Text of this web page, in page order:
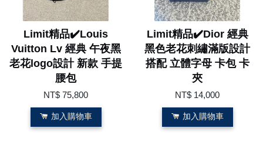
Limit精品✔️Louis
Vuitton Lv 經典 午夜黑
老花logo設計 新款 手提
腰包
NT$ 75,800
加入購物車
Limit精品✔️Dior 經典
黑色老花刺繡滿版設計
搭配 立體字母 卡包 卡
夾
NT$ 14,000
加入購物車